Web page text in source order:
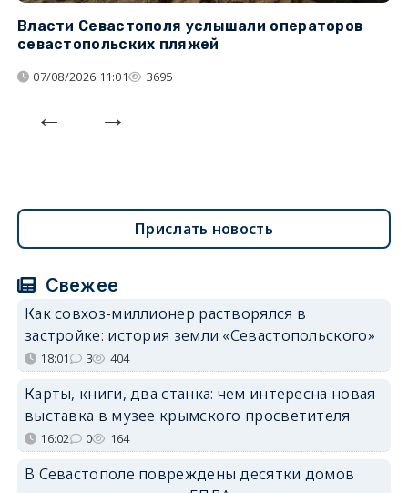
Власти Севастополя услышали операторов
севастопольских пляжей
07/08/2026 11:01 3695
Прислать новость
Свежее
Как совхоз-миллионер растворялся в
застройке: история земли «Севастопольского»
18:01 3 404
Карты, книги, два станка: чем интересна новая
выставка в музее крымского просветителя
16:02 0 164
В Севастополе повреждены десятки домов